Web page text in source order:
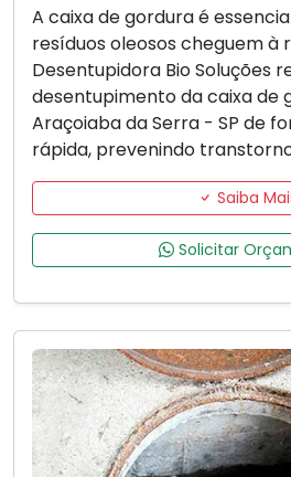
A caixa de gordura é
resíduos oleosos cheguem à
Desentupidora Bio Soluções
desentupimento da caixa de
Araçoiaba da Serra - SP de
rápida, prevenindo
Saiba
Solicitar